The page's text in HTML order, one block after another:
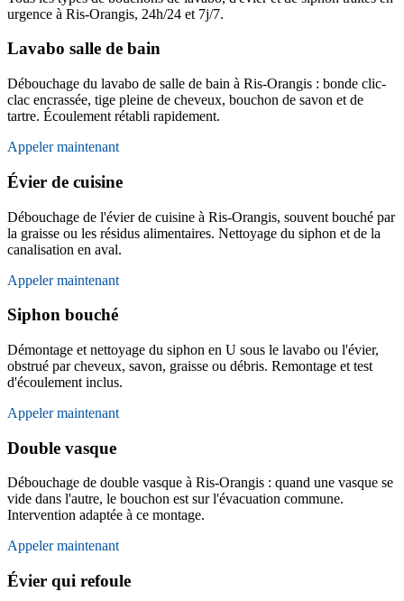
urgence à Ris-Orangis, 24h/24 et 7j/7.
Lavabo salle de bain
Débouchage du lavabo de salle de bain à Ris-Orangis : bonde clic-
clac encrassée, tige pleine de cheveux, bouchon de savon et de
tartre. Écoulement rétabli rapidement.
Appeler maintenant
Évier de cuisine
Débouchage de l'évier de cuisine à Ris-Orangis, souvent bouché par
la graisse ou les résidus alimentaires. Nettoyage du siphon et de la
canalisation en aval.
Appeler maintenant
Siphon bouché
Démontage et nettoyage du siphon en U sous le lavabo ou l'évier,
obstrué par cheveux, savon, graisse ou débris. Remontage et test
d'écoulement inclus.
Appeler maintenant
Double vasque
Débouchage de double vasque à Ris-Orangis : quand une vasque se
vide dans l'autre, le bouchon est sur l'évacuation commune.
Intervention adaptée à ce montage.
Appeler maintenant
Évier qui refoule